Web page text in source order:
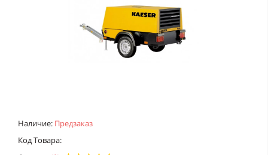
Наличие: Предзаказ
Код Товара: